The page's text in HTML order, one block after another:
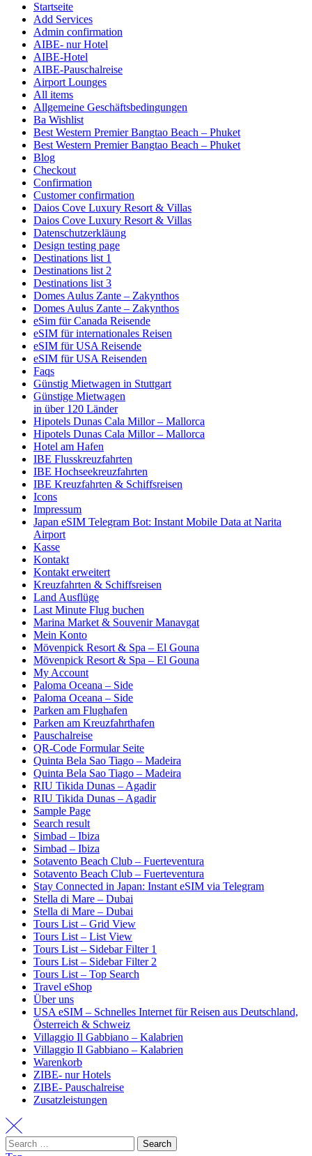
Startseite
Add Services
Admin confirmation
AIBE- nur Hotel
AIBE-Hotel
AIBE-Pauschalreise
Airport Lounges
All items
Allgemeine Geschäftsbedingungen
Ba Wishlist
Best Western Premier Bangtao Beach – Phuket
Best Western Premier Bangtao Beach – Phuket
Blog
Checkout
Confirmation
Customer confirmation
Daios Cove Luxury Resort & Villas
Daios Cove Luxury Resort & Villas
Datenschutzerkläung
Design testing page
Destinations list 1
Destinations list 2
Destinations list 3
Domes Aulus Zante – Zakynthos
Domes Aulus Zante – Zakynthos
eSim für Canada Reisende
eSIM für internationales Reisen
eSIM für USA Reisende
eSIM für USA Reisenden
Faqs
Günstig Mietwagen in Stuttgart
Günstige Mietwagen
in über 120 Länder
Hipotels Dunas Cala Millor – Mallorca
Hipotels Dunas Cala Millor – Mallorca
Hotel am Hafen
IBE Flusskreuzfahrten
IBE Hochseekreuzfahrten
IBE Kreuzfahrten & Schiffsreisen
Icons
Impressum
Japan eSIM Telegram Bot: Instant Mobile Data at Narita
Airport
Kasse
Kontakt
Kontakt erweitert
Kreuzfahrten & Schiffsreisen
Land Ausflüge
Last Minute Flug buchen
Marina Market & Souvenir Manavgat
Mein Konto
Mövenpick Resort & Spa – El Gouna
Mövenpick Resort & Spa – El Gouna
My Account
Paloma Oceana – Side
Paloma Oceana – Side
Parken am Flughafen
Parken am Kreuzfahrthafen
Pauschalreise
QR-Code Formular Seite
Quinta Bela Sao Tiago – Madeira
Quinta Bela Sao Tiago – Madeira
RIU Tikida Dunas – Agadir
RIU Tikida Dunas – Agadir
Sample Page
Search result
Simbad – Ibiza
Simbad – Ibiza
Sotavento Beach Club – Fuerteventura
Sotavento Beach Club – Fuerteventura
Stay Connected in Japan: Instant eSIM via Telegram
Stella di Mare – Dubai
Stella di Mare – Dubai
Tours List – Grid View
Tours List – List View
Tours List – Sidebar Filter 1
Tours List – Sidebar Filter 2
Tours List – Top Search
Travel eShop
Über uns
USA eSIM – Schnelles Internet für Reisen aus Deutschland,
Österreich & Schweiz
Villaggio Il Gabbiano – Kalabrien
Villaggio Il Gabbiano – Kalabrien
Warenkorb
ZIBE- nur Hotels
ZIBE- Pauschalreise
Zusatzleistungen
Search